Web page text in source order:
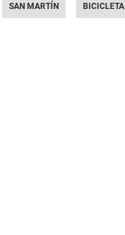
SAN MARTÍN BICICLETA